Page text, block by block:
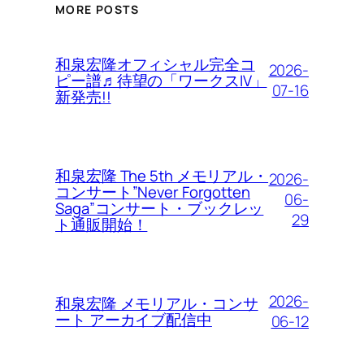
MORE POSTS
和泉宏隆オフィシャル完全コ
ピー譜♬待望の「ワークスIV」
新発売!!
2026-
07-16
和泉宏隆 The 5th メモリアル・
コンサート”Never Forgotten
Saga”コンサート・ブックレッ
ト通販開始！
2026-
06-
29
和泉宏隆 メモリアル・コンサ
ート アーカイブ配信中
2026-
06-12